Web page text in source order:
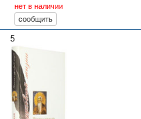
нет в наличии
5